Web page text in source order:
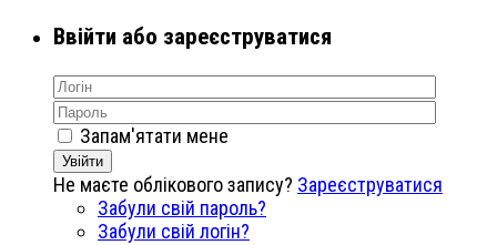
Ввійти або зареєструватися
Запам'ятати мене
Увійти
Не маєте облікового запису? Зареєструватися
Забули свій пароль?
Забули свій логін?